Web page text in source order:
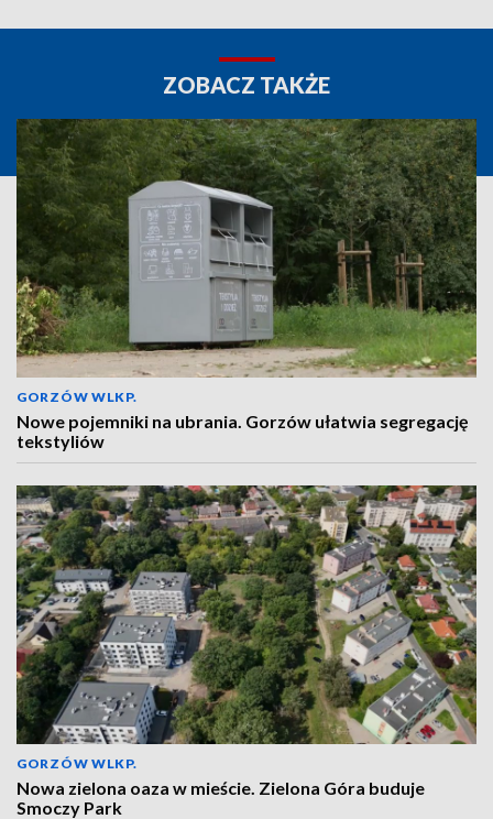
ZOBACZ TAKŻE
GORZÓW WLKP.
Nowe pojemniki na ubrania. Gorzów ułatwia segregację
tekstyliów
GORZÓW WLKP.
Nowa zielona oaza w mieście. Zielona Góra buduje
Smoczy Park